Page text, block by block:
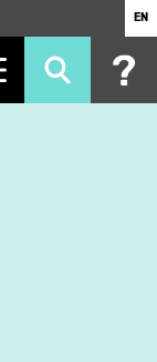
EN